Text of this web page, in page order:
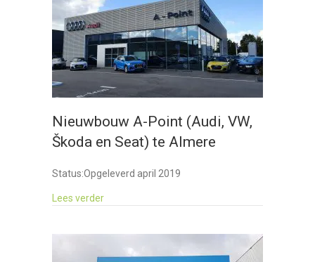
Nieuwbouw A-Point (Audi, VW,
Škoda en Seat) te Almere
Status:Opgeleverd april 2019
Lees verderabout Nieuwbouw A-Point (Audi, VW, Škoda en